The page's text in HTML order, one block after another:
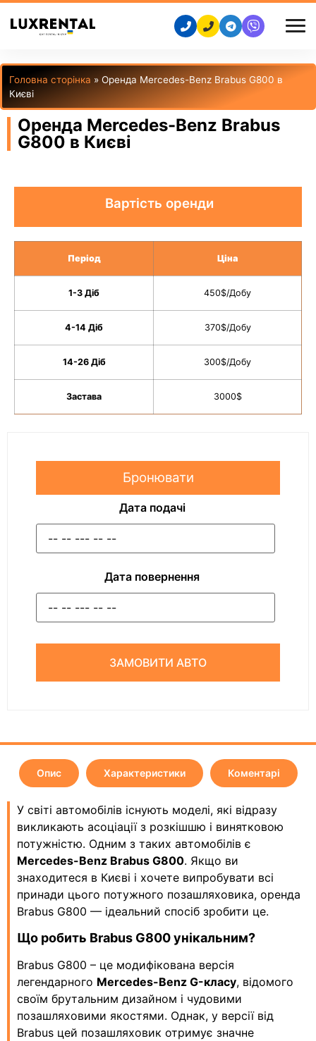
Головна сторінка » Оренда Mercedes-Benz Brabus G800 в
Києві
Оренда Mercedes-Benz Brabus
G800 в Києві
Вартість оренди
Період Ціна
1-3 Діб 450$/Добу
4-14 Діб 370$/Добу
14-26 Діб 300$/Добу
Застава 3000$
Бронювати
Дата подачі
Дата повернення
ЗАМОВИТИ АВТО
Опис Характеристики Коментарі
У світі автомобілів існують моделі, які відразу
викликають асоціації з розкішшю і винятковою
потужністю. Одним з таких автомобілів є
Mercedes-Benz Brabus G800. Якщо ви
знаходитеся в Києві і хочете випробувати всі
принади цього потужного позашляховика, оренда
Brabus G800 — ідеальний спосіб зробити це.
Що робить Brabus G800 унікальним?
Brabus G800 – це модифікована версія
легендарного Mercedes-Benz G-класу, відомого
своїм брутальним дизайном і чудовими
позашляховими якостями. Однак, у версії від
Brabus цей позашляховик отримує значне